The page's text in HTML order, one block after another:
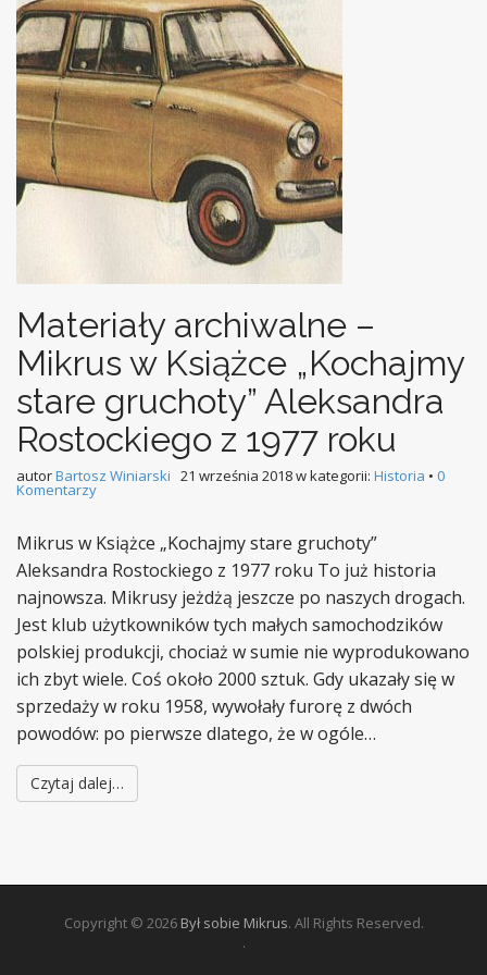
Materiały archiwalne –
Mikrus w Książce „Kochajmy
stare gruchoty” Aleksandra
Rostockiego z 1977 roku
autorBartosz Winiarski 21 września 2018w kategorii: Historia • 0
Komentarzy
Mikrus w Książce „Kochajmy stare gruchoty”
Aleksandra Rostockiego z 1977 roku To już historia
najnowsza. Mikrusy jeżdżą jeszcze po naszych drogach.
Jest klub użytkowników tych małych samochodzików
polskiej produkcji, chociaż w sumie nie wyprodukowano
ich zbyt wiele. Coś około 2000 sztuk. Gdy ukazały się w
sprzedaży w roku 1958, wywołały furorę z dwóch
powodów: po pierwsze dlatego, że w ogóle…
Czytaj dalej…
Copyright © 2026 Był sobie Mikrus. All Rights Reserved.
.